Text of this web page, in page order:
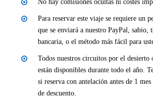
No hay comisiones ocultas ni costes
Para reservar este viaje se requiere un
que se enviará a nuestro PayPal, sabio,
bancaria, o el método más fácil para
Todos nuestros circuitos por el desierto
están disponibles durante todo el año.
si reserva con antelación antes de 1
de descuento.